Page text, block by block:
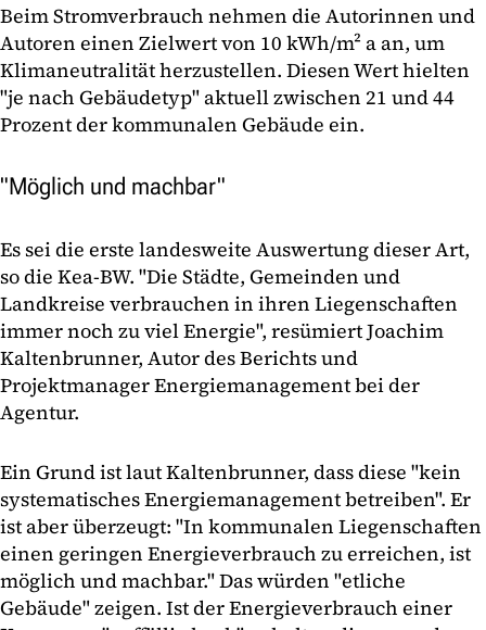
Beim Stromverbrauch nehmen die Autorinnen und
Autoren einen Zielwert von 10 kWh/m² a an, um
Klimaneutralität herzustellen. Diesen Wert hielten
"je nach Gebäudetyp" aktuell zwischen 21 und 44
Prozent der kommunalen Gebäude ein.
"Möglich und machbar"
Es sei die erste landesweite Auswertung dieser Art,
so die Kea-BW. "Die Städte, Gemeinden und
Landkreise verbrauchen in ihren Liegenschaften
immer noch zu viel Energie", resümiert Joachim
Kaltenbrunner, Autor des Berichts und
Projektmanager Energiemanagement bei der
Agentur.
Ein Grund ist laut Kaltenbrunner, dass diese "kein
systematisches Energiemanagement betreiben". Er
ist aber überzeugt: "In kommunalen Liegenschaften
einen geringen Energieverbrauch zu erreichen, ist
möglich und machbar." Das würden "etliche
Gebäude" zeigen. Ist der Energieverbrauch einer